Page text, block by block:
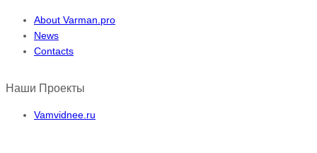
About Varman.pro
News
Contacts
Наши Проекты
Vamvidnee.ru